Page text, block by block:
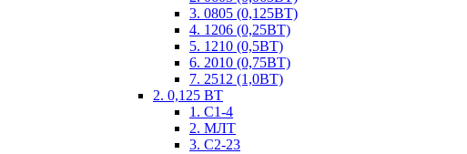
3. 0805 (0,125ВТ)
4. 1206 (0,25ВТ)
5. 1210 (0,5ВТ)
6. 2010 (0,75ВТ)
7. 2512 (1,0ВТ)
2. 0,125 ВТ
1. С1-4
2. МЛТ
3. С2-23